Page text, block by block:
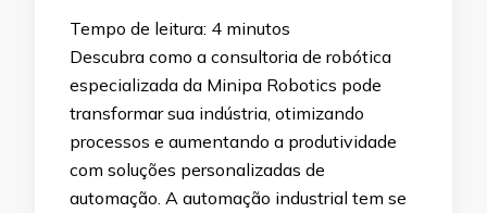
Tempo de leitura: 4 minutos
Descubra como a consultoria de robótica
especializada da Minipa Robotics pode
transformar sua indústria, otimizando
processos e aumentando a produtividade
com soluções personalizadas de
automação. A automação industrial tem se